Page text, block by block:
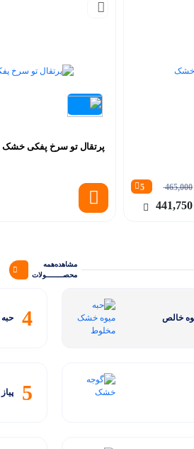
465,000
5
441,750
پرتقال تو سرخ پفکی خشک
مشاهده‌همه‌
محصــــــــولات
4
5